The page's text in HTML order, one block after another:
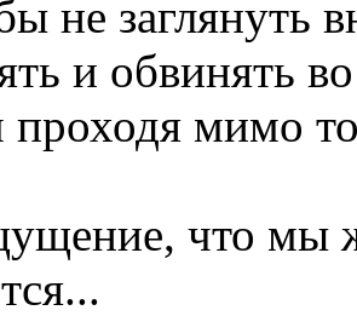
не заглянуть
и обвинять
проходя мимо
что мы